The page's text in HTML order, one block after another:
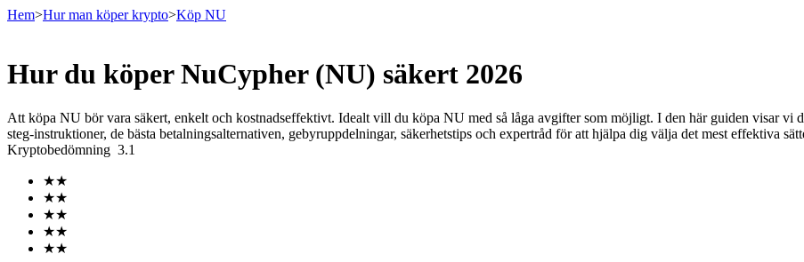
Terminer
Hem>Hur man köper krypto>Köp NU
Hur du köper NuCypher (NU) säkert 2026
Att köpa NU bör vara säkert, enkelt och kostnadseffektivt. Idealt vill du köpa NU med så låga avgifter som möjligt. I den här guiden visar
steg-instruktioner, de bästa betalningsalternativen, gebyruppdelningar, säkerhetstips och expertråd för att hjälpa dig välja det mest effektiva
Kryptobedömning 3.1
★★
★★
★★
★★
★★